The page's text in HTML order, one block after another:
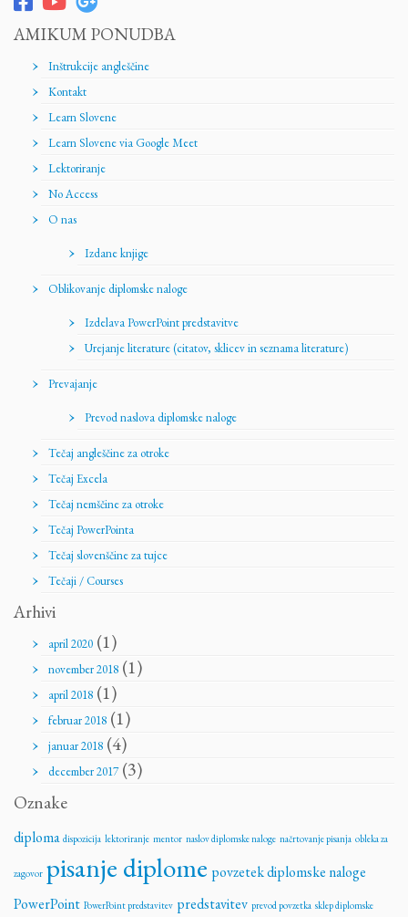
AMIKUM PONUDBA
Inštrukcije angleščine
Kontakt
Learn Slovene
Learn Slovene via Google Meet
Lektoriranje
No Access
O nas
Izdane knjige
Oblikovanje diplomske naloge
Izdelava PowerPoint predstavitve
Urejanje literature (citatov, sklicev in seznama literature)
Prevajanje
Prevod naslova diplomske naloge
Tečaj angleščine za otroke
Tečaj Excela
Tečaj nemščine za otroke
Tečaj PowerPointa
Tečaj slovenščine za tujce
Tečaji / Courses
Arhivi
april 2020 (1)
november 2018 (1)
april 2018 (1)
februar 2018 (1)
januar 2018 (4)
december 2017(3)
Oznake
diploma dispozicija lektoriranje mentor naslov diplomske naloge načrtovanje pisanja obleka za
zagovor pisanje diplome povzetek diplomske naloge
PowerPoint PowerPoint predstavitev predstavitev prevod povzetka sklep diplomske